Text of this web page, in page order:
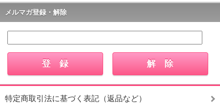
メルマガ登録・解除
特定商取引法に基づく表記（返品など）